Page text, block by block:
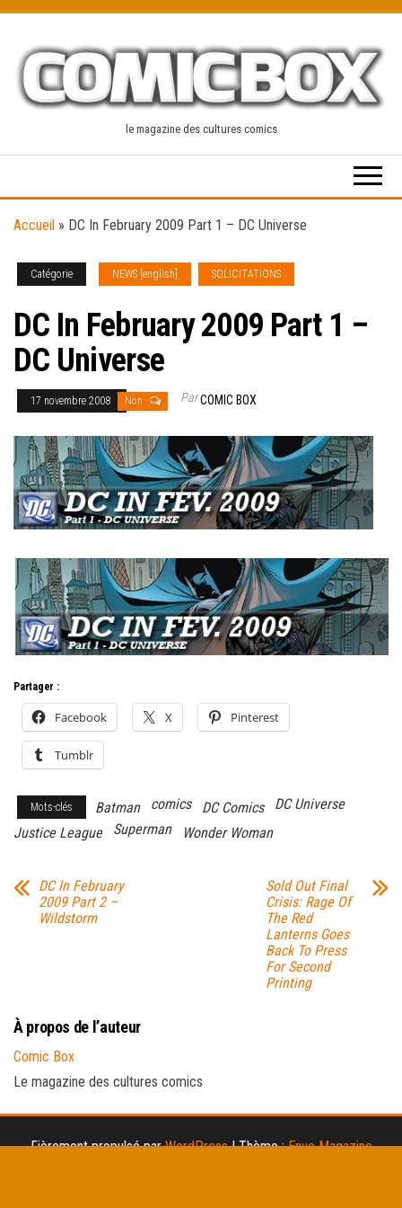
content
le magazine des cultures comics
Accueil » DC In February 2009 Part 1 – DC Universe
Catégorie NEWS [english] SOLICITATIONS
DC In February 2009 Part 1 –
DC Universe
17 novembre 2008 Non ParCOMIC BOX
Partager :
Facebook X Pinterest
Tumblr
Mots-clés Batman comics DC Comics
DC Universe
Justice League
Superman Wonder Woman
DC In February
2009 Part 2 –
Wildstorm
Sold Out Final
Crisis: Rage Of
The Red
Lanterns Goes
Back To Press
For Second
Printing
À propos de l’auteur
Comic Box
Le magazine des cultures comics
Fièrement propulsé parWordPress |Thème :Envo Magazine